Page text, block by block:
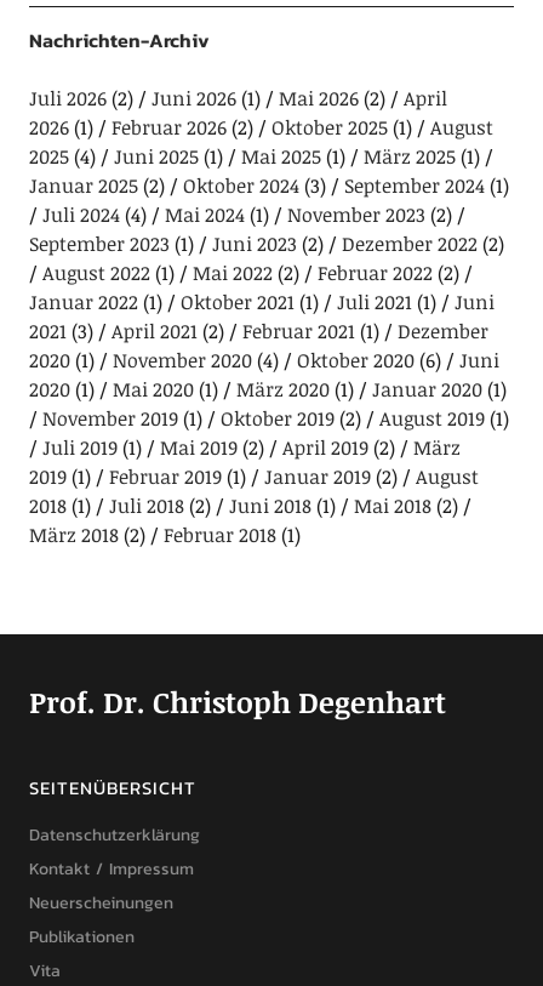
Nachrichten-Archiv
Juli 2026(2) Juni 2026(1) Mai 2026(2)
April
2026(1) Februar 2026(2) Oktober 2025(1)
August
2025(4) Juni 2025(1) Mai 2025(1) März 2025(1)
Januar 2025(2) Oktober 2024(3) September 2024(1)
Juli 2024(4) Mai 2024(1) November 2023 (2)
September 2023 (1) Juni 2023 (2) Dezember 2022(2)
August 2022(1) Mai 2022(2) Februar 2022(2)
Januar 2022(1) Oktober 2021(1) Juli 2021(1)
Juni
2021(3) April 2021(2) Februar 2021(1)
Dezember
2020(1) November 2020(4) Oktober 2020(6)
Juni
2020(1) Mai 2020(1) März 2020(1) Januar 2020(1)
November 2019(1) Oktober 2019(2) August 2019(1)
Juli 2019(1) Mai 2019(2) April 2019(2)
März
2019(1) Februar 2019(1) Januar 2019(2)
August
2018(1) Juli 2018(2) Juni 2018(1) Mai 2018(2)
März 2018(2) Februar 2018(1)
Prof. Dr. Christoph Degenhart
SEITENÜBERSICHT
Datenschutzerklärung
Kontakt / Impressum
Neuerscheinungen
Publikationen
Vita